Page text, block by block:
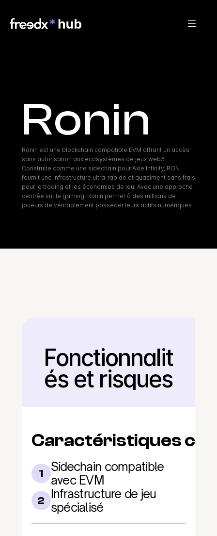
Ronin
Ronin est une blockchain compatible EVM offrant un accès
sans autorisation aux écosystèmes de jeux web3.
Construite comme une sidechain pour Axie Infinity, RON
fournit une infrastructure ultra-rapide et quasiment sans frais
pour le trading et les économies de jeu. Avec une approche
centrée sur le gaming, Ronin permet à des millions de
joueurs de véritablement posséder leurs actifs numériques.
Retour
Fonctionnalit
és et risques
Caractéristiques
1
Sidechain compatible
avec EVM
2 Infrastructure de jeu
spécialisé